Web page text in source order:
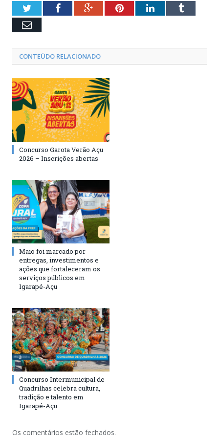
TwitterFacebookGoogle+PinterestLinkedInTumblr
Email
CONTEÚDO RELACIONADO
Concurso Garota Verão Açu
2026 – Inscrições abertas
Maio foi marcado por
entregas, investimentos e
ações que fortaleceram os
serviços públicos em
Igarapé-Açu
Concurso Intermunicipal de
Quadrilhas celebra cultura,
tradição e talento em
Igarapé-Açu
Os comentários estão fechados.